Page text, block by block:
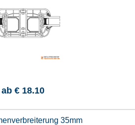
ab € 18.10
35mm